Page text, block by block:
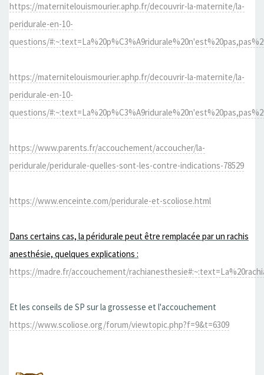
https://maternitelouismourier.aphp.fr/decouvrir-la-maternite/la-
peridurale-en-10-
questions/
https://maternitelouismourier.aphp.fr/decouvrir-la-maternite/la-
peridurale-en-10-
questions/
https://www.parents.fr/accouchement/accoucher/la-
peridurale/peridurale-quelles-sont-les-contre-indications-78529
https://www.enceinte.com/peridurale-et-scoliose.html
Dans certains cas, la péridurale peut être remplacée par un rachis
anesthésie, quelques explications :
https://madre.fr/accouchement/
Et les conseils de SP sur la grossesse et l'accouchement
https://www.scoliose.org/forum/viewtopic.php?f=9&t=6309